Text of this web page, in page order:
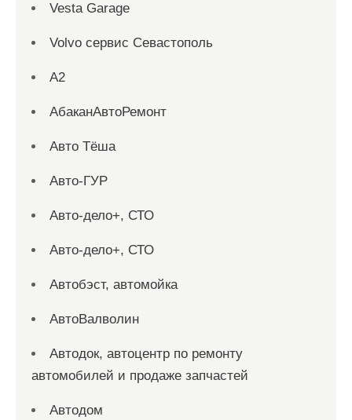
Vesta Garage
Volvo сервис Севастополь
А2
АбаканАвтоРемонт
Авто Тёша
Авто-ГУР
Авто-дело+, СТО
Авто-дело+, СТО
Автобэст, автомойка
АвтоВалволин
Автодок, автоцентр по ремонту
автомобилей и продаже запчастей
Автодом